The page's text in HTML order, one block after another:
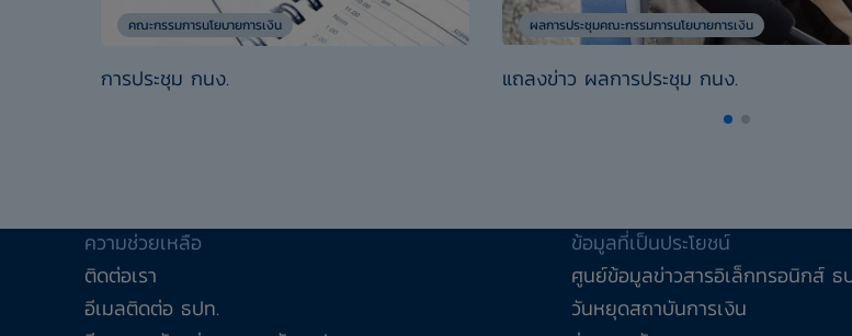
คณะกรรมการนโยบายการเงิน
การประชุม กนง.
ผลการประชุมคณะกรรมการนโยบายการเงิน
แถลงข่าว ผลการประชุม กนง.
ความช่วยเหลือ
ติดต่อเรา
อีเมลติดต่อ ธปท.
ข้อมูลที่เป็นประโยชน์
ศูนย์ข้อมูลข่าวสารอิเล็กทรอนิกส์ ธ
วันหยุดสถาบันการเงิน